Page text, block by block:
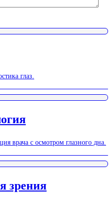
глаз.
врача с осмотром глазного дна.
зрения